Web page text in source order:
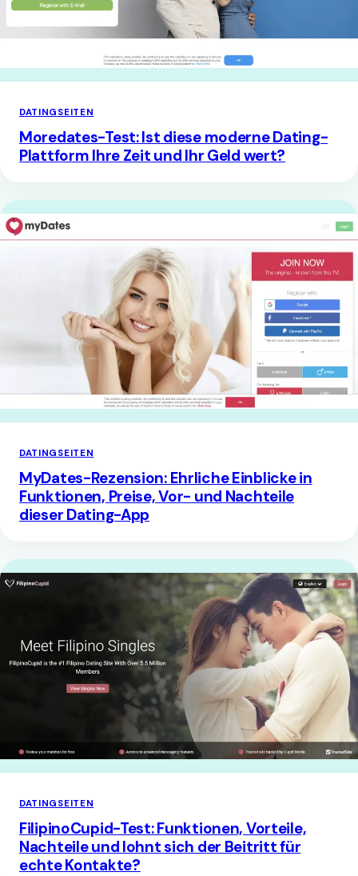
DATINGSEITEN
Moredates-Test: Ist diese moderne Dating-
Plattform Ihre Zeit und Ihr Geld wert?
DATINGSEITEN
MyDates-Rezension: Ehrliche Einblicke in
Funktionen, Preise, Vor- und Nachteile
dieser Dating-App
DATINGSEITEN
FilipinoCupid-Test: Funktionen, Vorteile,
Nachteile und lohnt sich der Beitritt für
echte Kontakte?